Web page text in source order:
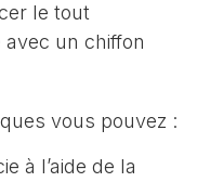
le tout
un chiffon
vous pouvez :
à l’aide de la